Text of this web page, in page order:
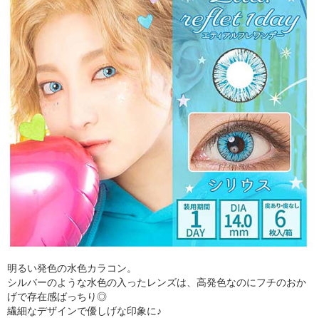
明るい発色の水色カラコン。
シルバーのような水色の入ったレンズは、高発色なのにフチのおか
げで存在感ばっちり◎
繊細なデザインで優しげな印象に♪